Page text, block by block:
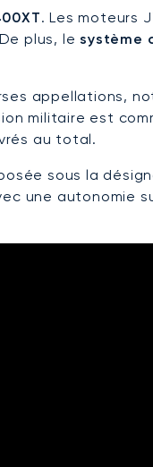
. Les moteurs
plus, lesystème
appellations,
militaire est
au total.
sous la
une autonomie